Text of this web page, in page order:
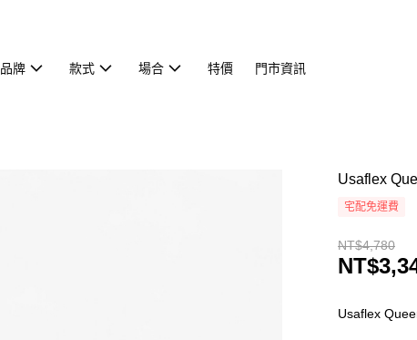
品牌 款式 場合 特價 門市資訊
Usaflex
宅配免運費
NT$4,780
Usaflex